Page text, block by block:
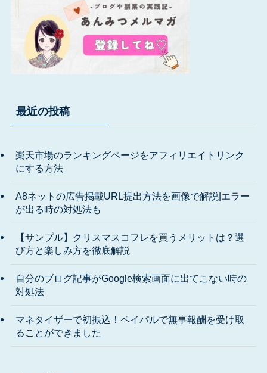
最近の投稿
楽天市場のランキングページをアフィリエイトリンク
にする方法
A8ネットの広告掲載URL提出方法を画像で解説|エラー
が出る時の対処法も
【サンプル】クリスマスコフレを買うメリットは？選
び方と楽しみ方を徹底解説
自分のブログ記事がGoogle検索画面に出てこない時の
対処法
マネタイザーで初振込！ペイパルで無事報酬を受け取
ることができました